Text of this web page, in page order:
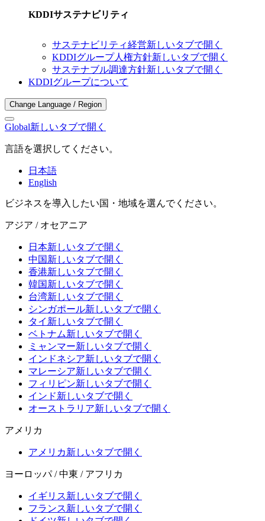
KDDIサステナビリティ
サステナビリティ経営新しいタブで開く
KDDIグループ人権方針新しいタブで開く
サステナブル調達方針新しいタブで開く
KDDIグループについて
Change Language / Region
Global新しいタブで開く
言語を選択してください。
日本語
English
ビジネスを導入したい国・地域を選んでください。
アジア / オセアニア
日本新しいタブで開く
中国新しいタブで開く
香港新しいタブで開く
韓国新しいタブで開く
台湾新しいタブで開く
シンガポール新しいタブで開く
タイ 新しいタブで開く
ベトナム新しいタブで開く
ミャンマー新しいタブで開く
インドネシア新しいタブで開く
マレーシア新しいタブで開く
フィリピン新しいタブで開く
インド新しいタブで開く
オーストラリア新しいタブで開く
アメリカ
アメリカ新しいタブで開く
ヨーロッパ / 中東 / アフリカ
イギリス新しいタブで開く
フランス新しいタブで開く